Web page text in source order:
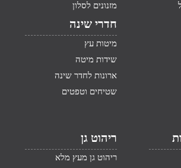
מזנונים לסלון
חדרי שינה
מיטות עץ
שידות מיטה
ארונות לחדר שינה
שטיחים וטפטים
ריהוט גן
ריהוט גן מעץ מלא